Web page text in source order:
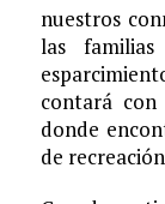
nuestros
las
contará
donde
de